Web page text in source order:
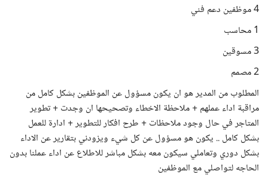
4 موظفين دعم فني
1 محاسب
3 مسوقين
2 مصمم
المطلوب من المدير هو ان يكون مسؤول عن الموظفين بشكل كامل من
مراقبة اداء عملهم + ملاحظة الاخطاء وتصحيحها ان وجدت + تطوير
المتاجر في حال وجود ملاحظات + طرح افكار للتطوير + ادارة للعمل
بشكل كامل .. يكون هو مسؤول عن كل شيء ويزودني بتقارير عن الاداء
بشكل دوري وتعاملي سيكون معه بشكل مباشر للاطلاع عن اداء عملنا بدون
الحاجه لتواصلي مع الموظفين